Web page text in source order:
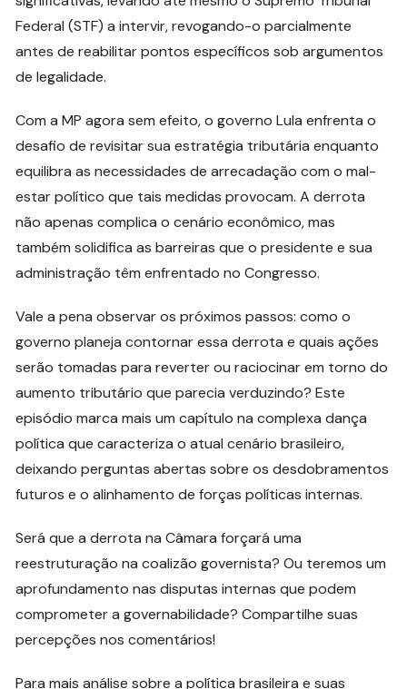
Federal (STF) a intervir, revogando-o parcialmente
antes de reabilitar pontos específicos sob argumentos
de legalidade.
Com a MP agora sem efeito, o governo Lula enfrenta o
desafio de revisitar sua estratégia tributária enquanto
equilibra as necessidades de arrecadação com o mal-
estar político que tais medidas provocam. A derrota
não apenas complica o cenário econômico, mas
também solidifica as barreiras que o presidente e sua
administração têm enfrentado no Congresso.
Vale a pena observar os próximos passos: como o
governo planeja contornar essa derrota e quais ações
serão tomadas para reverter ou raciocinar em torno do
aumento tributário que parecia verduzindo? Este
episódio marca mais um capítulo na complexa dança
política que caracteriza o atual cenário brasileiro,
deixando perguntas abertas sobre os desdobramentos
futuros e o alinhamento de forças políticas internas.
Será que a derrota na Câmara forçará uma
reestruturação na coalizão governista? Ou teremos um
aprofundamento nas disputas internas que podem
comprometer a governabilidade? Compartilhe suas
percepções nos comentários!
Para mais análise sobre a política brasileira e suas